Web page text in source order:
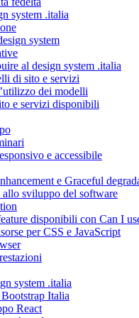
system .italia
system
al design system .italia
di sito e servizi
dei modelli
e servizi disponibili
e accessibile
e Graceful
sviluppo del software
disponibili con Can I
per CSS e JavaScript
system .italia
Italia
React